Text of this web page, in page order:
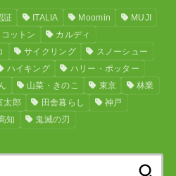
証 ITALIA Moomin
MUJI
ットン
カルディ
サイクリング
スノーシュー
ハイキング
ハリー・ポッター
山菜・きのこ 東京
林業
太郎 田舎暮らし
神戸
知 鬼滅の刃